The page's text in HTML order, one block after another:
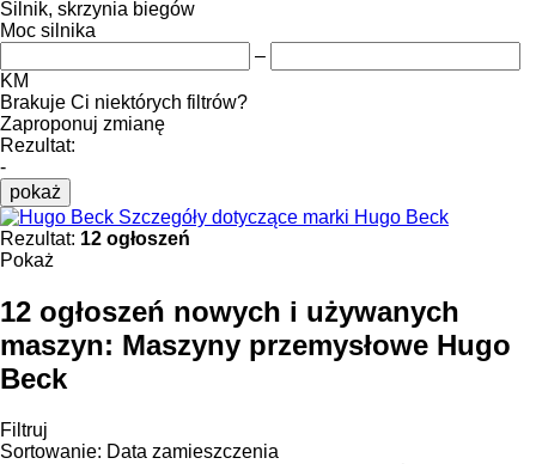
Silnik, skrzynia biegów
Moc silnika
–
KM
Brakuje Ci niektórych filtrów?
Zaproponuj zmianę
Rezultat:
-
pokaż
Szczegóły dotyczące marki Hugo Beck
Rezultat: 12 ogłoszeń
Pokaż
12 ogłoszeń nowych i używanych
maszyn: Maszyny przemysłowe Hugo
Beck
Filtruj
Sortowanie: Data zamieszczenia